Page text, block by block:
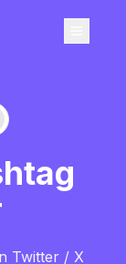
Twitter / X